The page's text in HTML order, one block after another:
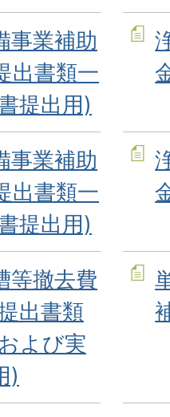
事業補助
出書類一
提出用)
事業補助
出書類一
提出用)
等撤去費
出書類
よび実
)